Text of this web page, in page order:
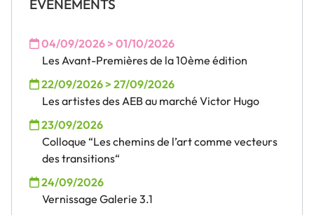
ÉVÉNEMENTS
04/09/2026 > 01/10/2026
Les Avant-Premières de la 10ème édition
22/09/2026 > 27/09/2026
Les artistes des AEB au marché Victor Hugo
23/09/2026
Colloque “Les chemins de l’art comme vecteurs
des transitions“
24/09/2026
Vernissage Galerie 3.1